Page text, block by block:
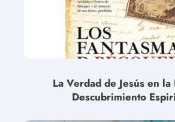
La Verdad de Jesús en la
Descubrimiento